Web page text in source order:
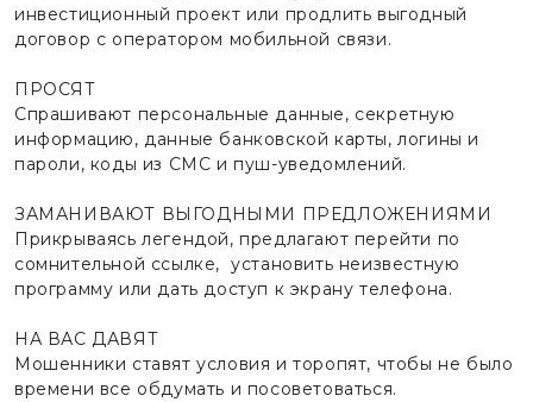
инвестиционный проект или продлить выгодный
договор с оператором мобильной связи.
ПРОСЯТ
Спрашивают персональные данные, секретную
информацию, данные банковской карты, логины и
пароли, коды из СМС и пуш-уведомлений.
ЗАМАНИВАЮТ ВЫГОДНЫМИ ПРЕДЛОЖЕНИЯМИ
Прикрываясь легендой, предлагают перейти по
сомнительной ссылке, установить неизвестную
программу или дать доступ к экрану телефона.
НА ВАС ДАВЯТ
Мошенники ставят условия и торопят, чтобы не было
времени все обдумать и посоветоваться.